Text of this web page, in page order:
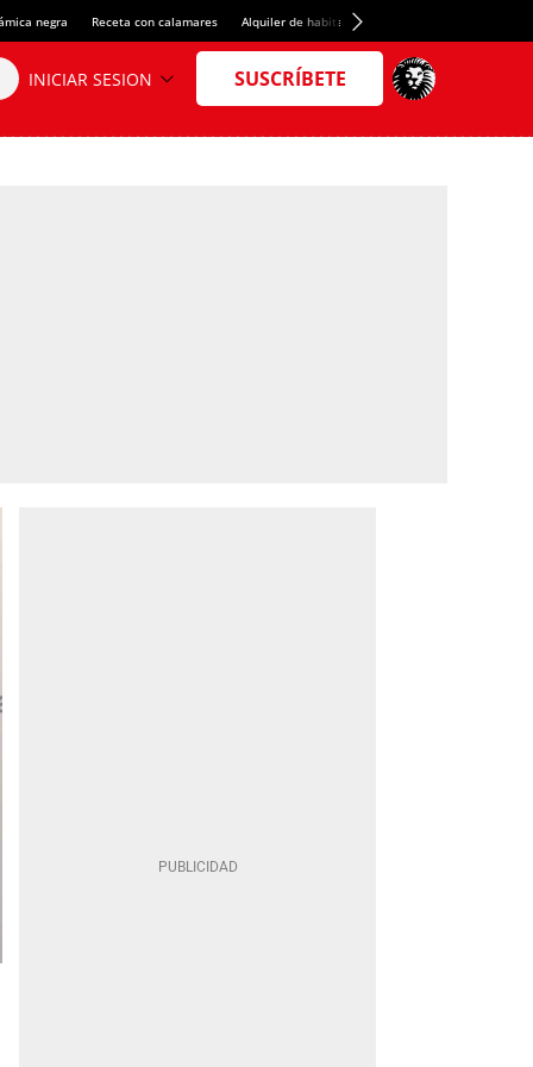
negra Receta con calamares Alquiler de habitaciones en España